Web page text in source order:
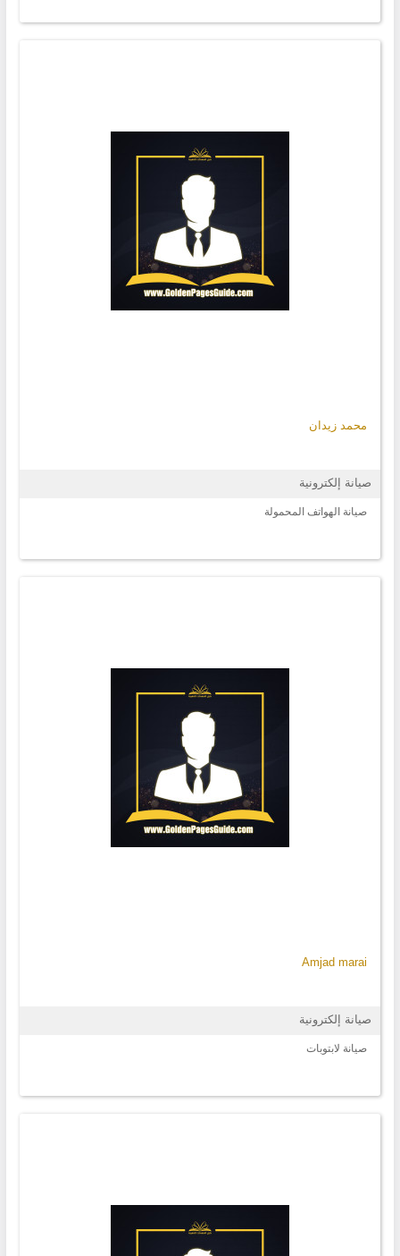
محمد زيدان
صيانة إلكترونية
صيانة الهواتف المحمولة
Amjad marai
صيانة إلكترونية
صيانة لابتوبات